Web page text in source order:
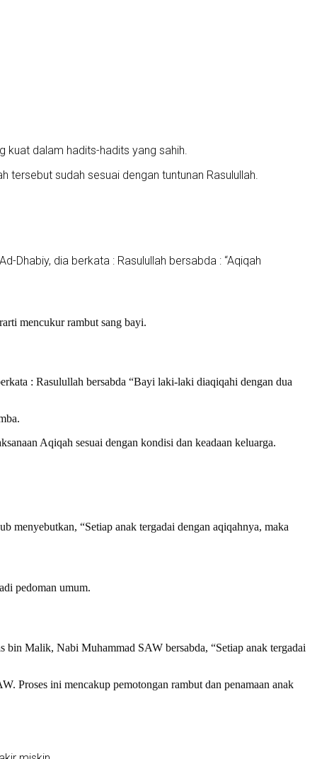
kuat dalam hadits-hadits yang sahih.
sudah sesuai dengan tuntunan Rasulullah.
Dhabiy, dia berkata : Rasulullah bersabda : “Aqiqah
mencukur rambut sang bayi.
: Rasulullah bersabda “Bayi laki-laki diaqiqahi dengan dua
Aqiqah sesuai dengan kondisi dan keadaan keluarga.
menyebutkan, “Setiap anak tergadai dengan aqiqahnya, maka
pedoman umum.
Malik, Nabi Muhammad SAW bersabda, “Setiap anak tergadai
Proses ini mencakup pemotongan rambut dan penamaan anak